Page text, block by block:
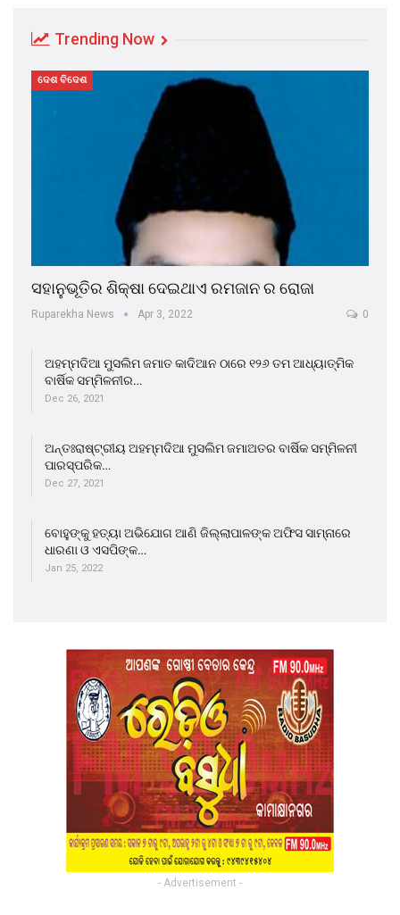
Trending Now
ଦେଶ ବିଦେଶ
ସହାନୁଭୂତିର ଶିକ୍ଷା ଦେଇଥାଏ ରମଜାନ ର ରୋଜା
Ruparekha News Apr 3, 2022 0
ଅହମ୍ମଦିଆ ମୁସଲିମ ଜମାତ କାଦିଆନ ଠାରେ ୧୨୬ ତମ ଆଧ୍ୟାତ୍ମିକ
ବାର୍ଷିକ ସମ୍ମିଳନୀର…
Dec 26, 2021
ଅନ୍ତଃରାଷ୍ଟ୍ରୀୟ ଅହମ୍ମଦିଆ ମୁସଲିମ ଜମାଅତର ବାର୍ଷିକ ସମ୍ମିଳନୀ
ପାରସ୍ପରିକ…
Dec 27, 2021
ବୋହୁଙ୍କୁ ହତ୍ୟା ଅଭିଯୋଗ ଆଣି ଜିଲ୍ଲାପାଳଙ୍କ ଅଫିସ ସାମ୍ନାରେ
ଧାରଣା ଓ ଏସପିଙ୍କ…
Jan 25, 2022
- Advertisement -